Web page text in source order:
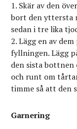
Skär av den
bort den yttersta
sedan i tre lika
Lägg en av
fyllningen. Lägg
den sista bottnen
och runt om
timme så att den
Garnering